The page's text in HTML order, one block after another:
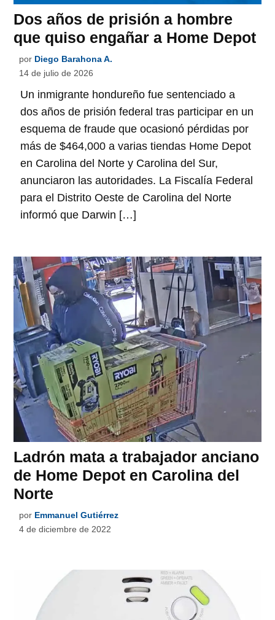
Dos años de prisión a hombre
que quiso engañar a Home Depot
por Diego Barahona A.
14 de julio de 2026
Un inmigrante hondureño fue sentenciado a
dos años de prisión federal tras participar en un
esquema de fraude que ocasionó pérdidas por
más de $464,000 a varias tiendas Home Depot
en Carolina del Norte y Carolina del Sur,
anunciaron las autoridades. La Fiscalía Federal
para el Distrito Oeste de Carolina del Norte
informó que Darwin […]
Ladrón mata a trabajador anciano
de Home Depot en Carolina del
Norte
por Emmanuel Gutiérrez
4 de diciembre de 2022